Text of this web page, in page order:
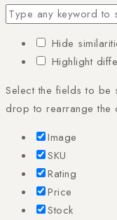
Hide
Highlight
Select the fields to be
drop to rearrange the
Image
SKU
Rating
Price
Stock